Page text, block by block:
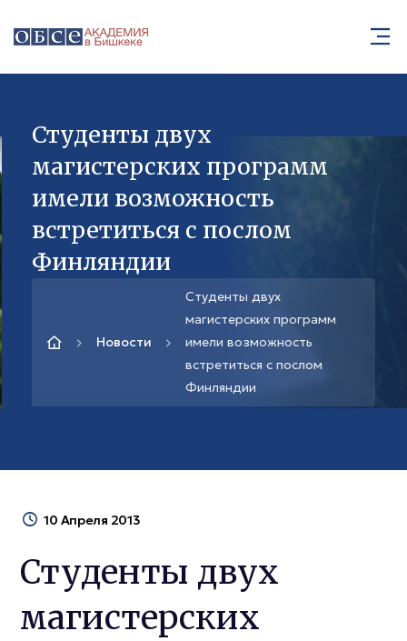
Студенты двух
магистерских программ
имели возможность
встретиться с послом
Финляндии
Новости
Студенты двух
магистерских программ
имели возможность
встретиться с послом
Финляндии
10 Апреля 2013
Студенты двух
магистерских